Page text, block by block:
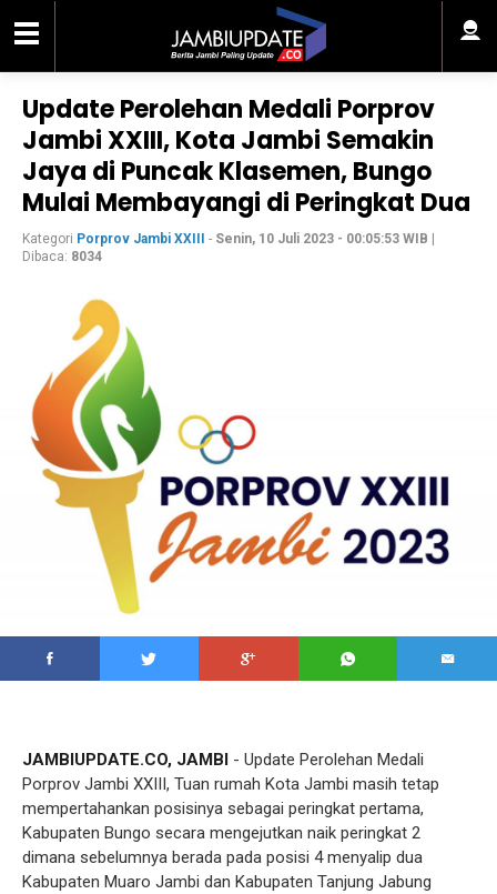
Update Perolehan Medali Porprov
Jambi XXIII, Kota Jambi Semakin
Jaya di Puncak Klasemen, Bungo
Mulai Membayangi di Peringkat Dua
Kategori Porprov Jambi XXIII - Senin, 10 Juli 2023 - 00:05:53 WIB
Dibaca: 8034
JAMBIUPDATE.CO, JAMBI - Update Perolehan Medali
Porprov Jambi XXIII, Tuan rumah Kota Jambi masih tetap
mempertahankan posisinya sebagai peringkat pertama,
Kabupaten Bungo secara mengejutkan naik peringkat 2
dimana sebelumnya berada pada posisi 4 menyalip dua
Kabupaten Muaro Jambi dan Kabupaten Tanjung Jabung